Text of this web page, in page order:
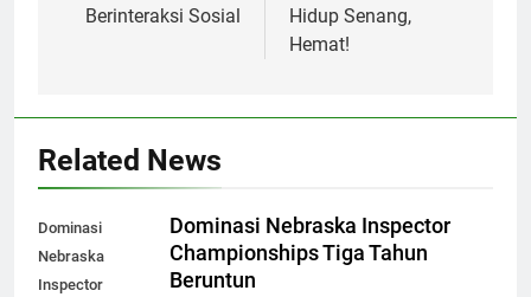
Berinteraksi Sosial
Hidup Senang,
Hemat!
Related News
Dominasi
Nebraska
Inspector
Dominasi Nebraska Inspector
Championships Tiga Tahun
Beruntun